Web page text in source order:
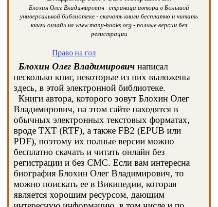
Блохин Олег Владимирович - страница автора в Большой
универсальной библиотеке - скачать книги бесплатно и читать
книги онлайн на www.many-books.org - полные версии без
регистрации
Право на гол
Блохин Олег Владимирович написал
несколько книг, некоторые из них выложены
здесь, в этой электронной библиотеке.
Книги автора, которого зовут Блохин Олег
Владимирович, на этом сайте находятся в
обычных электронных текстовых форматах,
вроде TXT (RTF), а также FB2 (EPUB или
PDF), поэтому их полные версии можно
бесплатно скачать и читать онлайн без
регистрации и без СМС. Если вам интересна
биография Блохин Олег Владимирович, то
можно поискать ее в Википедии, которая
является хорошим ресурсом, дающим